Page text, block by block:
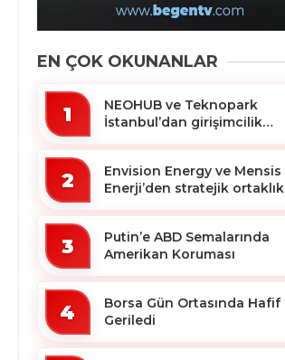
EN ÇOK OKUNANLAR
1
NEOHUB ve Teknopark
İstanbul’dan girişimcilik
2
Envision Energy ve Mensis
Enerji’den stratejik ortaklık
3
Putin’e ABD Semalarında
Amerikan Koruması
4
Borsa Gün Ortasında Hafif
Geriledi